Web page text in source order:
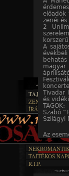
előadók
zenéi
2
A
Tivadar
és
TAGOK:
Szabó
Szilágyi
Az
TAJTÉKOS
ZENE
INTERJÚK
ÍRÁSOK
IRODALOM
MŰVÉSZET
FEKETE HUMOR
KÉPES
SZÖVEGES
AKTUÁLIS
A MÚLT
TAJTÉKOS
R.I.P.